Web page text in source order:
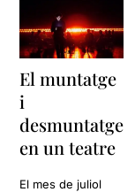
El muntatge
i
desmuntatge
en un teatre
El mes de juliol